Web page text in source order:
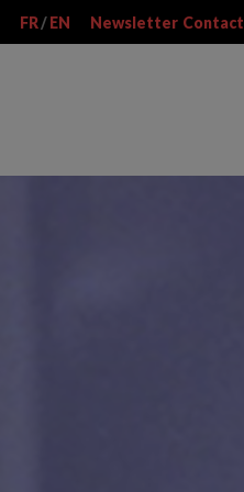
FR / EN Newsletter Contact